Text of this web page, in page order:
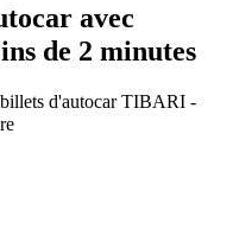
avec
de 2 minutes
d'autocarTIBARI -